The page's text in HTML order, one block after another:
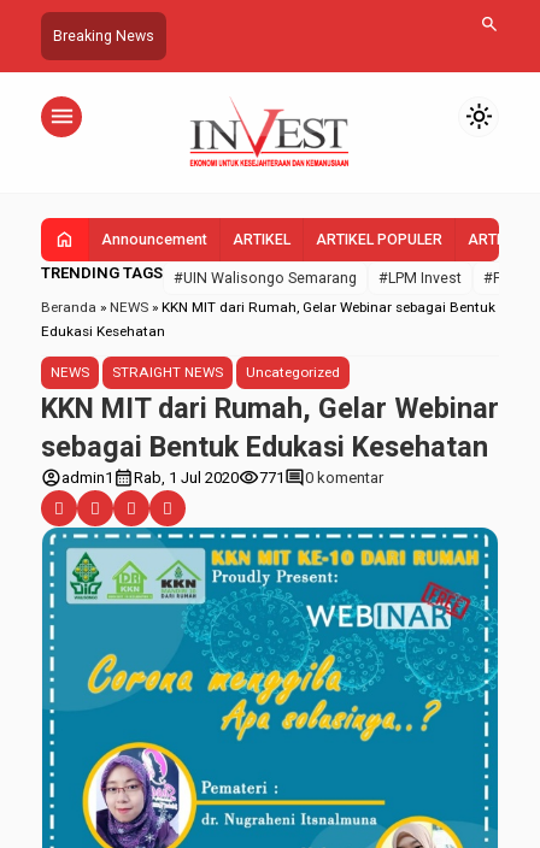
Breaking News search
menu light_mode
home Announcement ARTIKEL ARTIKEL POPULER ARTIKEL
TRENDING TAGS #UIN Walisongo Semarang #LPM Invest
#FEBI
Beranda » NEWS » KKN MIT dari Rumah, Gelar Webinar sebagai Bentuk
Edukasi Kesehatan
NEWS STRAIGHT NEWS Uncategorized
KKN MIT dari Rumah, Gelar Webinar
sebagai Bentuk Edukasi Kesehatan
account_circleadmin1 calendar_monthRab, 1 Jul 2020visibility771 comment0 komentar